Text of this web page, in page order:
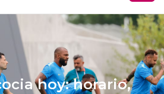
hoy: horario,